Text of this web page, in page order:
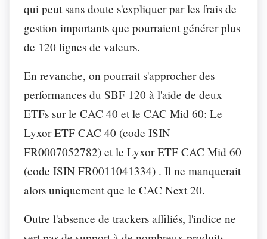
qui peut sans doute s'expliquer par les frais de
gestion importants que pourraient générer plus
de 120 lignes de valeurs.
En revanche, on pourrait s'approcher des
performances du SBF 120 à l'aide de deux
ETFs sur le CAC 40 et le CAC Mid 60: Le
Lyxor ETF CAC 40 (code ISIN
FR0007052782) et le Lyxor ETF CAC Mid 60
(code ISIN FR0011041334) . Il ne manquerait
alors uniquement que le CAC Next 20.
Outre l'absence de trackers affiliés, l'indice ne